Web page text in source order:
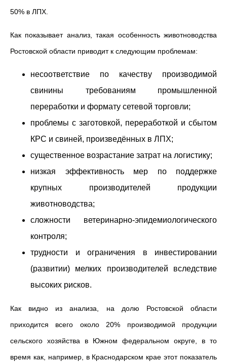
50% в ЛПХ.
Как показывает анализ, такая особенность животноводства
Ростовской области приводит к следующим проблемам:
несоответствие по качеству производимой
свинины требованиям промышленной
переработки и формату сетевой торговли;
проблемы с заготовкой, переработкой и сбытом
КРС и свиней, произведённых в ЛПХ;
существенное возрастание затрат на логистику;
низкая эффективность мер по поддержке
крупных производителей продукции
животноводства;
сложности ветеринарно-эпидемиологического
контроля;
трудности и ограничения в инвестировании
(развитии) мелких производителей вследствие
высоких рисков.
Как видно из анализа, на долю Ростовской области
приходится всего около 20% производимой продукции
сельского хозяйства в Южном федеральном округе, в то
время как, например, в Краснодарском крае этот показатель